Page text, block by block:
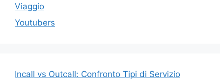
Viaggio
Youtubers
Incall vs Outcall: Confronto Tipi di Servizio